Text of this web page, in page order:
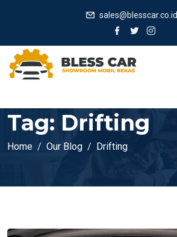
sales@blesscar.co.id
Tag: Drifting
Home Our Blog Drifting